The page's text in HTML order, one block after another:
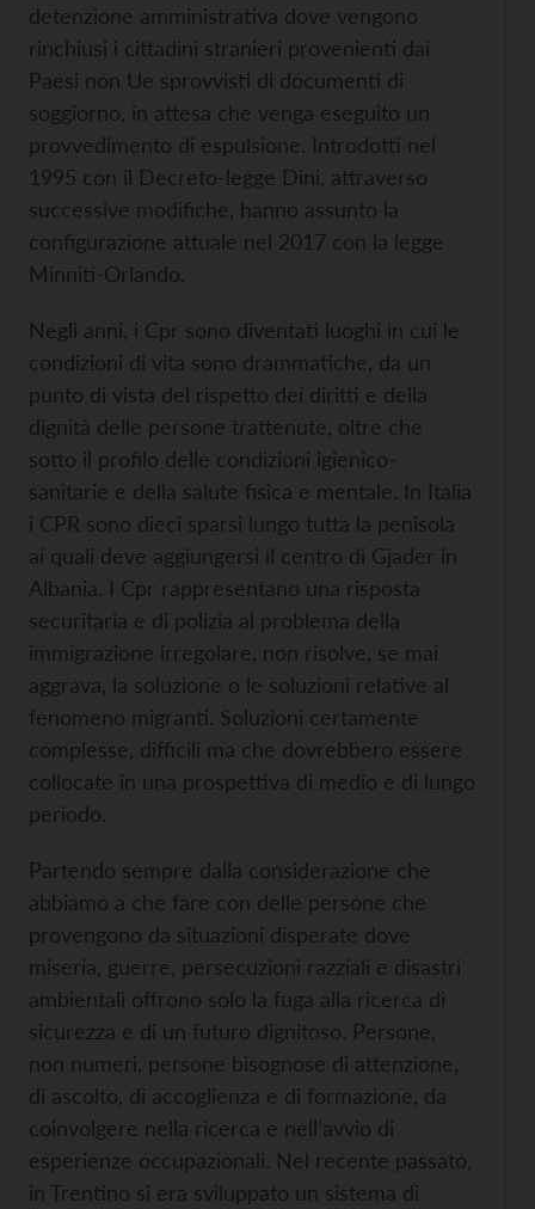
detenzione amministrativa dove vengono
rinchiusi i cittadini stranieri provenienti dai
Paesi non Ue sprovvisti di documenti di
soggiorno, in attesa che venga eseguito un
provvedimento di espulsione. Introdotti nel
1995 con il Decreto-legge Dini, attraverso
successive modifiche, hanno assunto la
configurazione attuale nel 2017 con la legge
Minniti-Orlando.
Negli anni, i Cpr sono diventati luoghi in cui le
condizioni di vita sono drammatiche, da un
punto di vista del rispetto dei diritti e della
dignità delle persone trattenute, oltre che
sotto il profilo delle condizioni igienico-
sanitarie e della salute fisica e mentale. In Italia
i CPR sono dieci sparsi lungo tutta la penisola
ai quali deve aggiungersi il centro di Gjader in
Albania. I Cpr rappresentano una risposta
securitaria e di polizia al problema della
immigrazione irregolare, non risolve, se mai
aggrava, la soluzione o le soluzioni relative al
fenomeno migranti. Soluzioni certamente
complesse, difficili ma che dovrebbero essere
collocate in una prospettiva di medio e di lungo
periodo.
Partendo sempre dalla considerazione che
abbiamo a che fare con delle persone che
provengono da situazioni disperate dove
miseria, guerre, persecuzioni razziali e disastri
ambientali offrono solo la fuga alla ricerca di
sicurezza e di un futuro dignitoso. Persone,
non numeri, persone bisognose di attenzione,
di ascolto, di accoglienza e di formazione, da
coinvolgere nella ricerca e nell’avvio di
esperienze occupazionali. Nel recente passato,
in Trentino si era sviluppato un sistema di